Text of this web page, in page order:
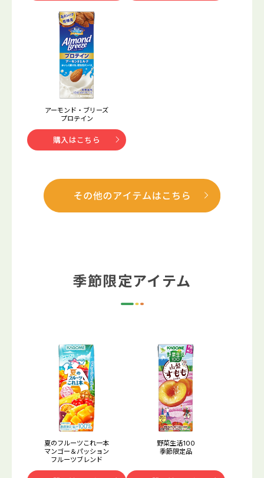
アーモンド・ブリーズ
プロテイン
購入はこちら
季節限定アイテム
夏のフルーツこれ一本
マンゴー＆パッション
フルーツブレンド
野菜生活100
季節限定品